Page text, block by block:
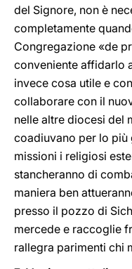
del Signore, non è
completamente
Congregazione «de
conveniente affidarlo
invece cosa utile e
collaborare con il
nelle altre diocesi del
coadiuvano per lo
missioni i religiosi
stancheranno di
maniera ben
presso il pozzo di
mercede e raccoglie
rallegra parimenti chi